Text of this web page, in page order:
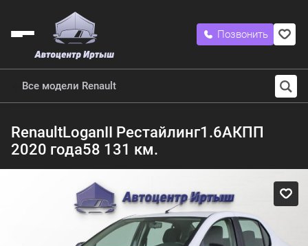
Позвонить
Все модели Renault
RenaultLoganII Рестайлинг1.6АКПП
2020 года58 131 км.